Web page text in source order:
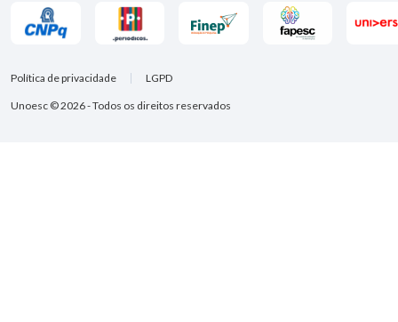
Unoesc © 2026 - Todos os direitos reservados
Política de privacidade LGPD